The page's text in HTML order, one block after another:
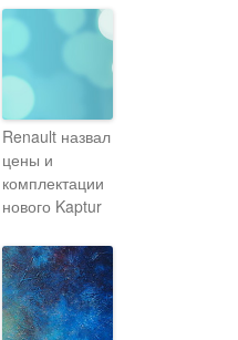
Renault назвал
цены и
комплектации
нового Kaptur